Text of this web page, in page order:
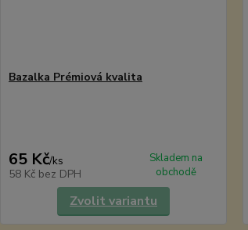
Bazalka Prémiová kvalita
65 Kč/ks
58 Kč bez DPH
Skladem na
obchodě
Zvolit variantu